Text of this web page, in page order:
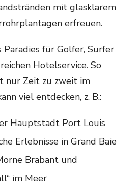
mit glasklarem
erfreuen.
Paradies für Golfer, Surfer
Hotelservice. So
nur Zeit zu zweit im
viel entdecken, z. B.:
Hauptstadt Port Louis
Erlebnisse in Grand Baie
Brabant und
im Meer